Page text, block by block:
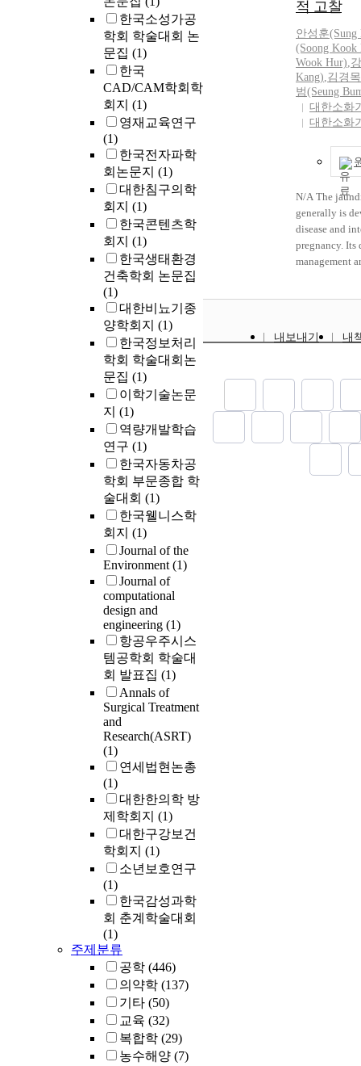
한국소성가공
학회 학술대회 논
문집 (1)
한국
CAD/CAM학회학
회지 (1)
영재교육연구
(1)
한국전자파학
회논문지 (1)
대한침구의학
회지 (1)
한국콘텐츠학
회지 (1)
한국생태환경
건축학회 논문집
(1)
대한비뇨기종
양학회지 (1)
한국정보처리
학회 학술대회논
문집 (1)
이학기술논문
지 (1)
역량개발학습
연구 (1)
한국자동차공
학회 부문종합 학
술대회 (1)
한국웰니스학
회지 (1)
Journal of the
Environment(1)
Journal of
computational
design and
engineering (1)
항공우주시스
템공학회 학술대
회 발표집 (1)
Annals of
Surgical Treatment
and
Research(ASRT)
(1)
연세법현논총
(1)
대한한의학 방
제학회지 (1)
대한구강보건
학회지 (1)
소년보호연구
(1)
한국감성과학
회 춘계학술대회
(1)
주제분류
공학 (446)
의약학 (137)
기타 (50)
교육 (32)
복합학 (29)
농수해양 (7)
mechanism
effect against
preventing
lipids.
several years,
to find the
ducts and
Biomedical
team used the
B, Alcian
Acridine
corpuscles
arrangement.
white rabbits
BH ducts and
with DAPI.
BH ducts
observed with
this study, we
distinguished
like vessels in
found could
nuclei of the
length, in rod
that the
적 고찰
안성훈(Sung
(Soong Kook
Wook Hur),
Kang),김경
범(Seung
대한소화
대한소화
N/A The
generally is
disease and
pregnancy. Its
management
We analysed
in a period of
bilirubins
were as
내보내기 내